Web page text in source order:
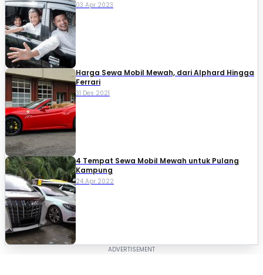
03 Apr 2023
Harga Sewa Mobil Mewah, dari Alphard Hingga
Ferrari
31 Des 2021
4 Tempat Sewa Mobil Mewah untuk Pulang
Kampung
24 Apr 2022